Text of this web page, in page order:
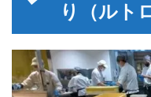
り（ルト